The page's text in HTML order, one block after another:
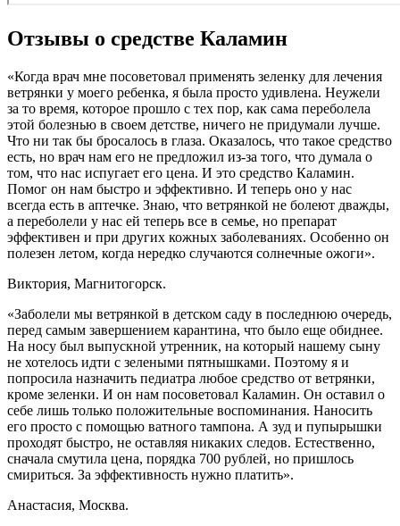
Отзывы о средстве Каламин
«Когда врач мне посоветовал применять зеленку для лечения
ветрянки у моего ребенка, я была просто удивлена. Неужели
за то время, которое прошло с тех пор, как сама переболела
этой болезнью в своем детстве, ничего не придумали лучше.
Что ни так бы бросалось в глаза. Оказалось, что такое средство
есть, но врач нам его не предложил из-за того, что думала о
том, что нас испугает его цена. И это средство Каламин.
Помог он нам быстро и эффективно. И теперь оно у нас
всегда есть в аптечке. Знаю, что ветрянкой не болеют дважды,
а переболели у нас ей теперь все в семье, но препарат
эффективен и при других кожных заболеваниях. Особенно он
полезен летом, когда нередко случаются солнечные ожоги».
Виктория, Магнитогорск.
«Заболели мы ветрянкой в детском саду в последнюю очередь,
перед самым завершением карантина, что было еще обиднее.
На носу был выпускной утренник, на который нашему сыну
не хотелось идти с зелеными пятнышками. Поэтому я и
попросила назначить педиатра любое средство от ветрянки,
кроме зеленки. И он нам посоветовал Каламин. Он оставил о
себе лишь только положительные воспоминания. Наносить
его просто с помощью ватного тампона. А зуд и пупырышки
проходят быстро, не оставляя никаких следов. Естественно,
сначала смутила цена, порядка 700 рублей, но пришлось
смириться. За эффективность нужно платить».
Анастасия, Москва.